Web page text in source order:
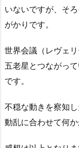
いないですが、そ
がかりです。
世界会議（レヴェ
五老星とつながっ
です。
不穏な動きを察知
動乱に合わせて何か